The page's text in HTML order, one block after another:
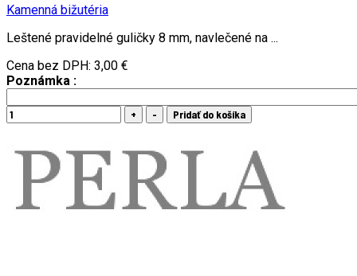
Kamenná bižutéria
Leštené pravidelné guličky 8 mm, navlečené na ...
Cena bez DPH: 3,00 €
Poznámka :